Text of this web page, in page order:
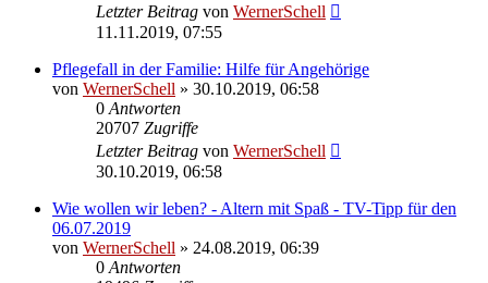
Letzter Beitrag von WernerSchell
11.11.2019, 07:55
Pflegefall in der Familie: Hilfe für Angehörige
von WernerSchell » 30.10.2019, 06:58
0 Antworten
20707 Zugriffe
Letzter Beitrag von WernerSchell
30.10.2019, 06:58
Wie wollen wir leben? - Altern mit Spaß - TV-Tipp für den
06.07.2019
von WernerSchell » 24.08.2019, 06:39
0 Antworten